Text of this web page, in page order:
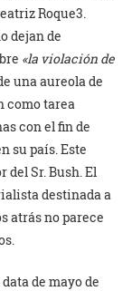
Roque3.
dejan de
«la violación de
una aureola de
como tarea
con el fin de
su país. Este
del Sr. Bush. El
destinada a
atrás no parece
de mayo de